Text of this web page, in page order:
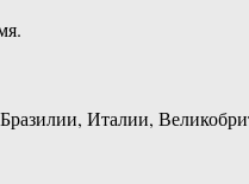
Италии,